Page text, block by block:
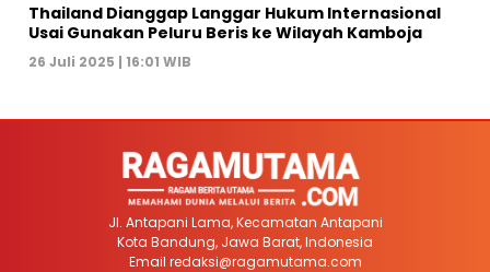
Thailand Dianggap Langgar Hukum Internasional
Usai Gunakan Peluru Beris ke Wilayah Kamboja
26 Juli 2025 | 16:01 WIB
Jl. Antapani Lama, Kecamatan Antapani
Kota Bandung, Jawa Barat, Indonesia
Email redaksi@ragamutama.com